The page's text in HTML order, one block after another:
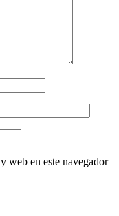
web en este navegador